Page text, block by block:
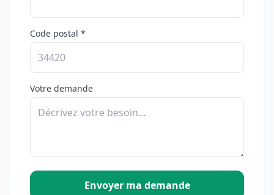
Code postal *
Votre demande
Envoyer ma demande